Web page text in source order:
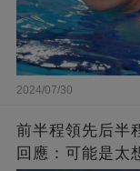
2024/07/30
前半程領先后半
回應：可能是太